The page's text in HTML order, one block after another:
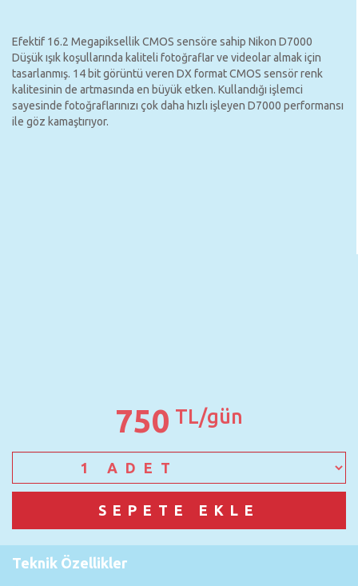
Efektif 16.2 Megapiksellik CMOS sensöre sahip Nikon D7000
Düşük ışık koşullarında kaliteli fotoğraflar ve videolar almak için
tasarlanmış. 14 bit görüntü veren DX format CMOS sensör renk
kalitesinin de artmasında en büyük etken. Kullandığı işlemci
sayesinde fotoğraflarınızı çok daha hızlı işleyen D7000 performansı
ile göz kamaştırıyor.
750 TL/gün
Teknik Özellikler